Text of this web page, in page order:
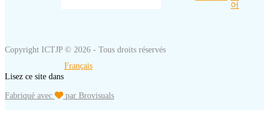
Copyright ICTJP © 2026 - Tous droits réservés
Lisez ce site dans
Français
어
Fabriqué avec par Brovisuals